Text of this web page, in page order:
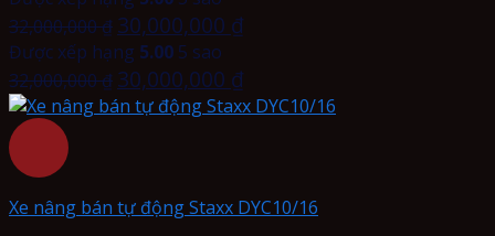
32,000,000₫ 30,000,000 ₫
Được xếp hạng 5.00 5 sao
32,000,000₫ 30,000,000 ₫
Xe nâng bán tự động Staxx DYC10/16